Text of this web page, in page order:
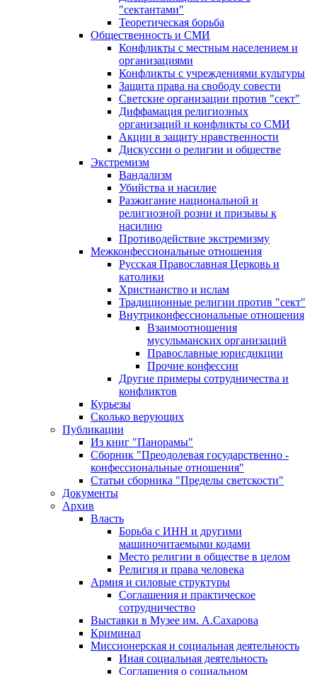
"сектантами"
Теоретическая борьба
Общественность и СМИ
Конфликты с местным населением и
организациями
Конфликты с учреждениями культуры
Защита права на свободу совести
Светские организации против "сект"
Диффамация религиозных
организаций и конфликты со СМИ
Акции в защиту нравственности
Дискуссии о религии и обществе
Экстремизм
Вандализм
Убийства и насилие
Разжигание национальной и
религиозной розни и призывы к
насилию
Противодействие экстремизму
Межконфессиональные отношения
Русская Православная Церковь и
католики
Христианство и ислам
Традиционные религии против "сект"
Внутриконфессиональные отношения
Взаимоотношения
мусульманских организаций
Православные юрисдикции
Прочие конфессии
Другие примеры сотрудничества и
конфликтов
Курьезы
Сколько верующих
Публикации
Из книг "Панорамы"
Сборник "Преодолевая государственно -
конфессиональные отношения"
Статьи сборника "Пределы светскости"
Документы
Архив
Власть
Борьба с ИНН и другими
машиночитаемыми кодами
Место религии в обществе в целом
Религия и права человека
Армия и силовые структуры
Соглашения и практическое
сотрудничество
Выставки в Музее им. А.Сахарова
Криминал
Миссионерская и социальная деятельность
Иная социальная деятельность
Соглашения о социальном